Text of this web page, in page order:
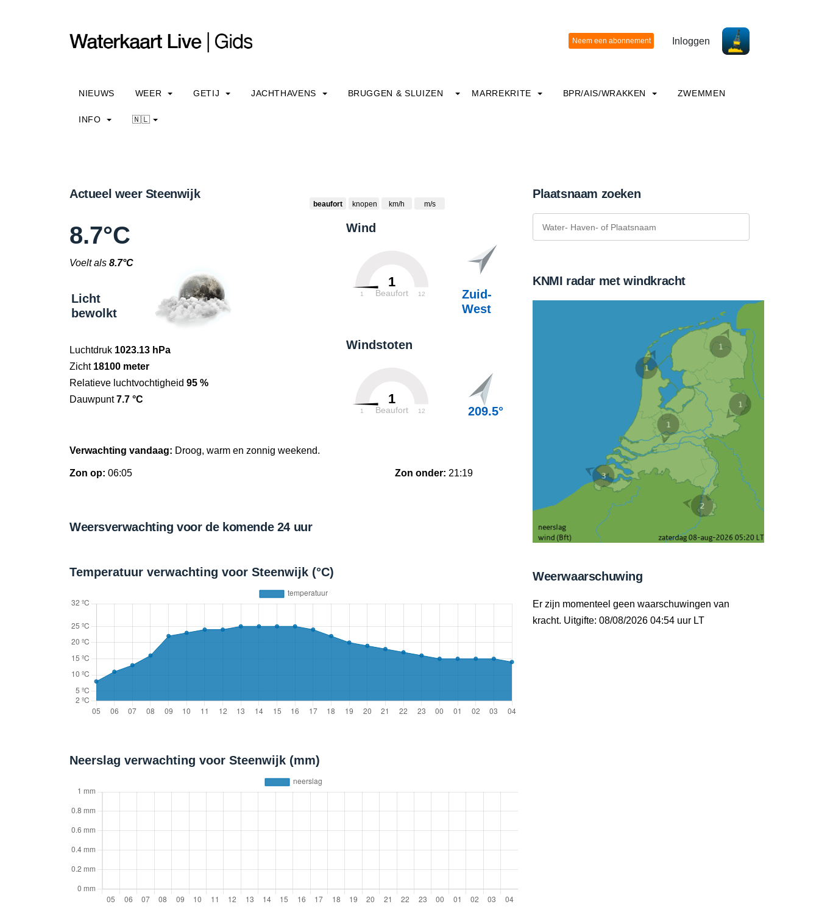
Inloggen
NIEUWS WEER GETIJ JACHTHAVENS BRUGGEN & SLUIZEN MARREKRITE BPR/AIS/WRAKKEN ZWEMMEN
INFO 🇳🇱
Actueel weer Steenwijk
beaufort knopen km/h m/s
Wind
1
Beaufort
1 12
Zuid-
West
Windstoten
1
Beaufort
1 12 209.5°
8.7°C
Voelt als 8.7°C
Licht
bewolkt
Luchtdruk 1023.13 hPa
Zicht 18100 meter
Relatieve luchtvochtigheid 95 %
Dauwpunt7.7 °C
Verwachting vandaag: Droog, warm en zonnig weekend.
Zon op: 06:05 Zon onder: 21:19
Weersverwachting voor de komende 24 uur
Temperatuur verwachting voor Steenwijk (°C)
Neerslag verwachting voor Steenwijk (mm)
Plaatsnaam zoeken
KNMI radar met windkracht
Weerwaarschuwing
Er zijn momenteel geen waarschuwingen van
kracht. Uitgifte: 08/08/2026 04:54 uur LT